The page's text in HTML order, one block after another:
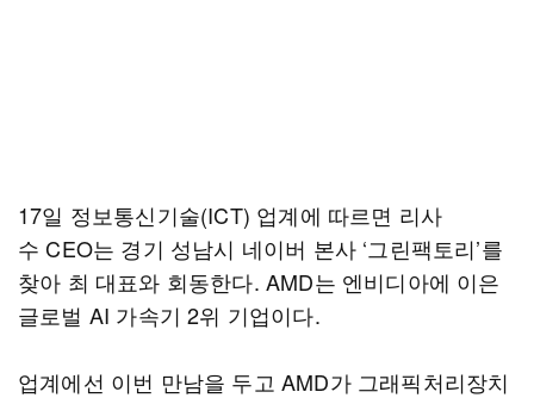
17일 정보통신기술(ICT) 업계에 따르면 리사
수 CEO는 경기 성남시 네이버 본사 ‘그린팩토리’를
찾아 최 대표와 회동한다. AMD는 엔비디아에 이은
글로벌 AI 가속기 2위 기업이다.
업계에선 이번 만남을 두고 AMD가 그래픽처리장치